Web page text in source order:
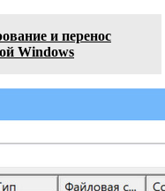
и перенос
Windows